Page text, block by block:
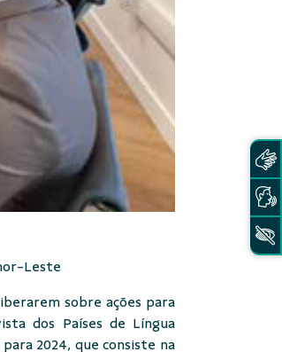
Leste
sobre ações para
dos Países de Língua
2024, que consiste na